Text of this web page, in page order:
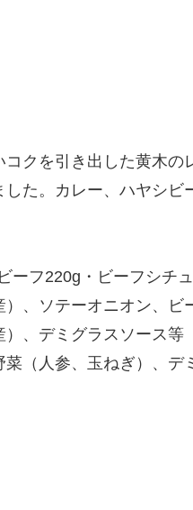
クを引き出した黄木の
た。カレー、ハヤシビ
ーフ220g・ビーフシチ
、ソテーオニオン、ビ
、デミグラスソース等
（人参、玉ねぎ）、デ